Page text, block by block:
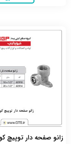
زانو صفحه دار توپیچ